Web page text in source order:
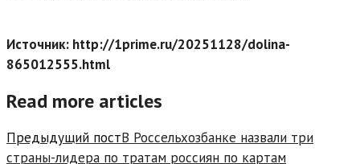
Источник: http://1prime.ru/20251128/dolina-
865012555.html
Read more articles
Предыдущий постВ Россельхозбанке назвали три
страны-лидера по тратам россиян по картам